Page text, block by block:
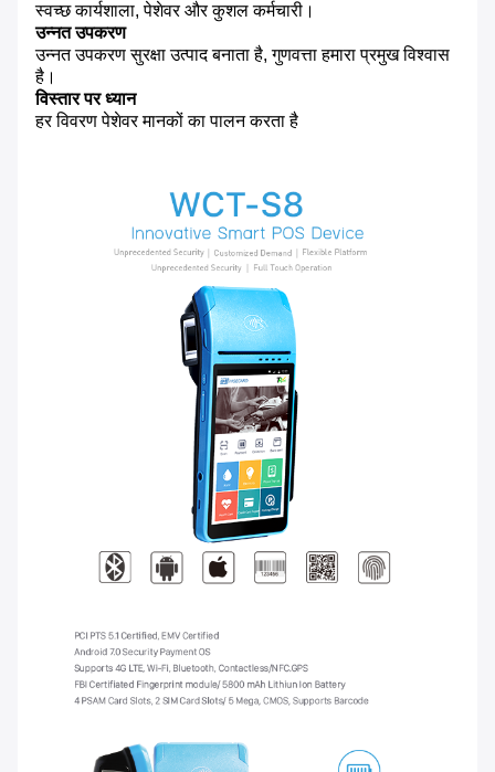
स्वच्छ कार्यशाला, पेशेवर और कुशल कर्मचारी।
उन्नत उपकरण
उन्नत उपकरण सुरक्षा उत्पाद बनाता है, गुणवत्ता हमारा प्रमुख विश्वास
है।
विस्तार पर ध्यान
हर विवरण पेशेवर मानकों का पालन करता है